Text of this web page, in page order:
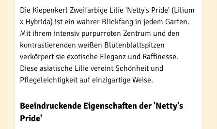
Die Kiepenkerl Zweifarbige Lilie 'Netty's Pride' (Lilium
x Hybrida) ist ein wahrer Blickfang in jedem Garten.
Mit ihrem intensiv purpurroten Zentrum und den
kontrastierenden weißen Blütenblattspitzen
verkörpert sie exotische Eleganz und Raffinesse.
Diese asiatische Lilie vereint Schönheit und
Pflegeleichtigkeit auf einzigartige Weise.
Beeindruckende Eigenschaften der 'Netty's
Pride'